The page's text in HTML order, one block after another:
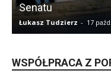
Senatu
Łukasz Tudzierz - 17
WSPÓŁPRACA Z